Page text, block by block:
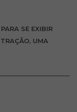
SE EXIBIR
UMA